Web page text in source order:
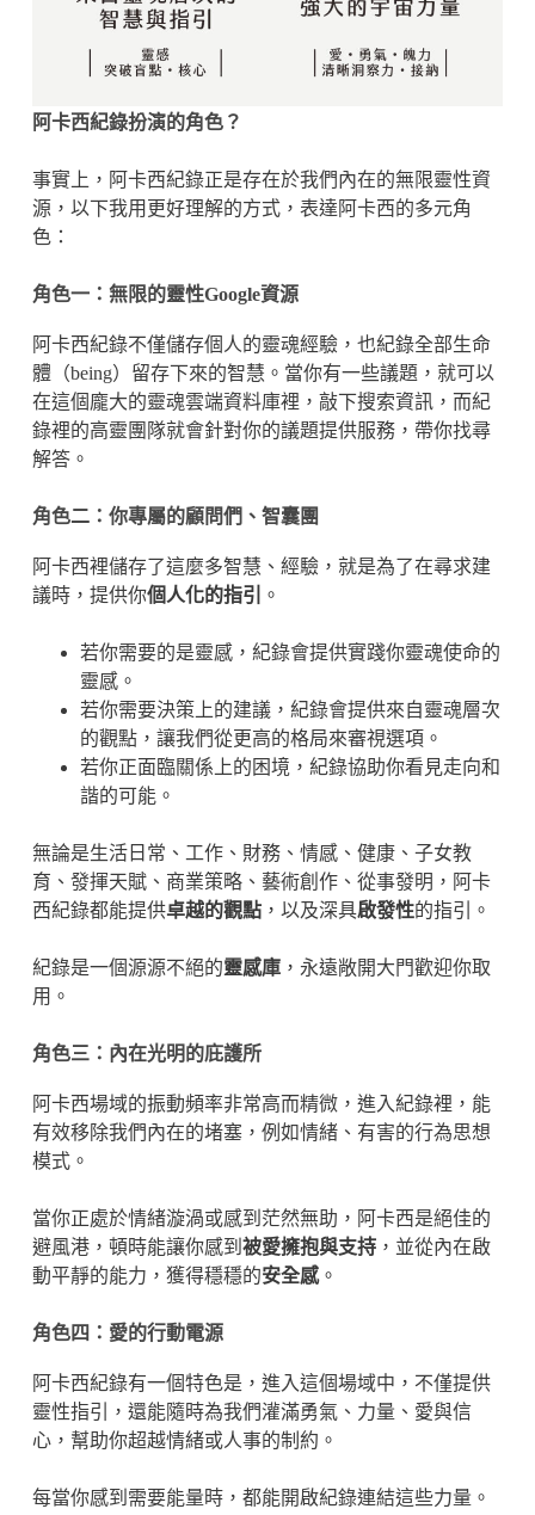
阿卡西紀錄扮演的角色？
事實上，阿卡西紀錄正是存在於我們內在的無限靈性資
源，以下我用更好理解的方式，表達阿卡西的多元角
色：
角色一：無限的靈性Google資源
阿卡西紀錄不僅儲存個人的靈魂經驗，也紀錄全部生命
體（being）留存下來的智慧。當你有一些議題，就可以
在這個龐大的靈魂雲端資料庫裡，敲下搜索資訊，而紀
錄裡的高靈團隊就會針對你的議題提供服務，帶你找尋
解答。
角色二：你專屬的顧問們、智囊團
阿卡西裡儲存了這麼多智慧、經驗，就是為了在尋求建
議時，提供你個人化的指引 。
若你需要的是靈感，紀錄會提供實踐你靈魂使命的
靈感。
若你需要決策上的建議，紀錄會提供來自靈魂層次
的觀點，讓我們從更高的格局來審視選項。
若你正面臨關係上的困境，紀錄協助你看見走向和
諧的可能。
無論是生活日常、工作、財務、情感、健康、子女教
育、發揮天賦、商業策略、藝術創作、從事發明，阿卡
西紀錄都能提供卓越的觀點，以及深具啟發性的指引。
紀錄是一個源源不絕的靈感庫，永遠敞開大門歡迎你取
用。
角色三：內在光明的庇護所
阿卡西場域的振動頻率非常高而精微，進入紀錄裡，能
有效移除我們內在的堵塞，例如情緒、有害的行為思想
模式。
當你正處於情緒漩渦或感到茫然無助，阿卡西是絕佳的
避風港，頓時能讓你感到 被愛擁抱與支持，並從內在啟
動平靜的能力，獲得穩穩的安全感。
角色四：愛的行動電源
阿卡西紀錄有一個特色是，進入這個場域中，不僅提供
靈性指引，還能隨時為我們灌滿勇氣、力量、愛與信
心，幫助你超越情緒或人事的制約。
每當你感到需要能量時，都能開啟紀錄連結這些力量。